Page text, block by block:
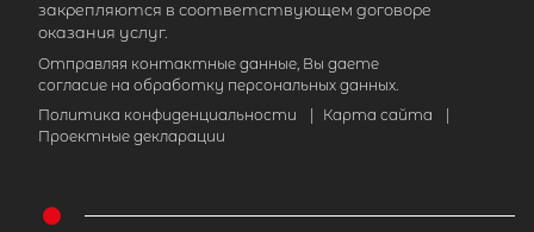
закрепляются в соответствующем договоре
оказания услуг.
Отправляя контактные данные, Вы даете
согласие на обработку персональных данных.
Политика конфиденциальности
Карта сайта
Проектные декларации